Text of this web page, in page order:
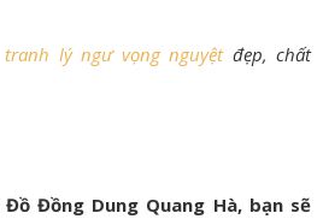
tranh lý ngư vọng nguyệtđẹp, chất
Đồng Dung Quang Hà, bạn sẽ